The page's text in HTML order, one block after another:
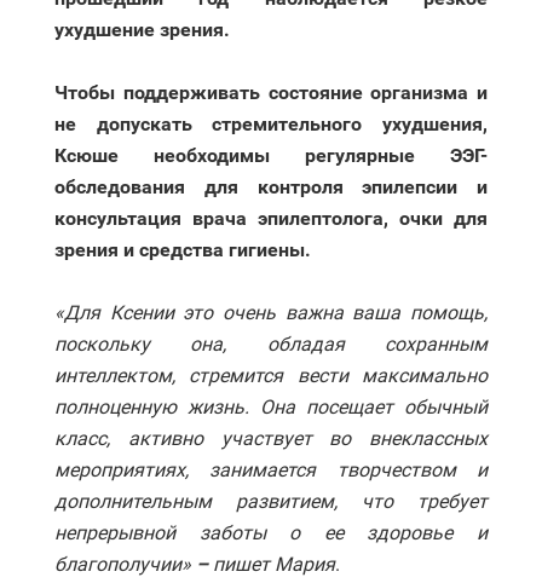
ухудшение зрения.
Чтобы поддерживать состояние организма и
не допускать стремительного ухудшения,
Ксюше необходимы регулярные ЭЭГ-
обследования для контроля эпилепсии и
консультация врача эпилептолога, очки для
зрения и средства гигиены.
«Для Ксении это очень важна ваша помощь,
поскольку она, обладая сохранным
интеллектом, стремится вести максимально
полноценную жизнь. Она посещает обычный
класс, активно участвует во внеклассных
мероприятиях, занимается творчеством и
дополнительным развитием, что требует
непрерывной заботы о ее здоровье и
благополучии» – пишет Мария.